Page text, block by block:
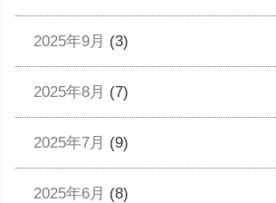
2025年9月 (3)
2025年8月 (7)
2025年7月 (9)
2025年6月 (8)